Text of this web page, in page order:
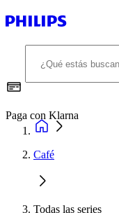
Paga con Klarna
Café
Todas las series